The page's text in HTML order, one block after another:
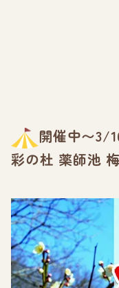
開催中〜3/
彩の杜 薬師池